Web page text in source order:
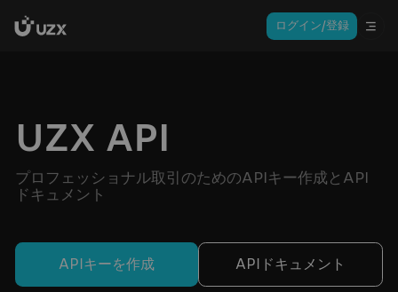
ログイン/登録
UZX API
プロフェッショナル取引のためのAPIキー作成とAPI
ドキュメント
APIキーを作成 APIドキュメント